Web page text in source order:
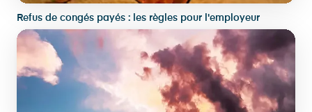
Refus de congés payés : les règles pour l'employeur